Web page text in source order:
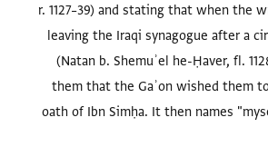
r. 1127–39) and stating that when the
leaving the Iraqi synagogue after a
(Natan b. Shemuʾel he-Ḥaver, fl.
them that the Gaʾon wished them
oath of Ibn Simḥa. It then names